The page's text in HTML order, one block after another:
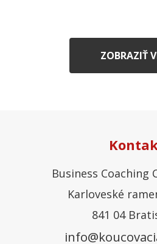
ZOBRAZIŤ
Business Coaching
Karloveské
841 04